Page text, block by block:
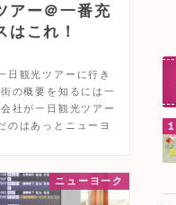
アー＠一番充
これ！
日観光ツアーに行き
の概要を知るには一
社が一日観光ツアー
のはあっとニューヨ
ニューヨーク